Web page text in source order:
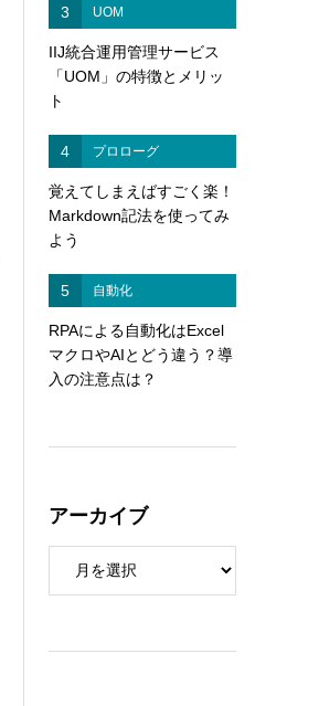
3 UOM
IIJ統合運用管理サービス
「UOM」の特徴とメリッ
ト
4 プロローグ
覚えてしまえばすごく楽！
Markdown記法を使ってみ
よう
5 自動化
RPAによる自動化はExcel
マクロやAIとどう違う？導
入の注意点は？
アーカイブ